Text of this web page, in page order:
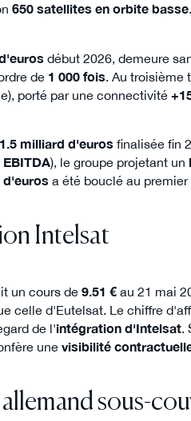
650 satellites en orbite basse
début 2026, demeure
de 1 000 fois. Au troisième
porté par une connectivité
milliard d'euros finalisée fin
EBITDA), le groupe projetant un
d'euros a été bouclé au
Intelsat
un cours de9.51 € au 21 mai
celle d'Eutelsat. Le chiffre
de l'intégration d'Intelsat.
unevisibilité
sous-